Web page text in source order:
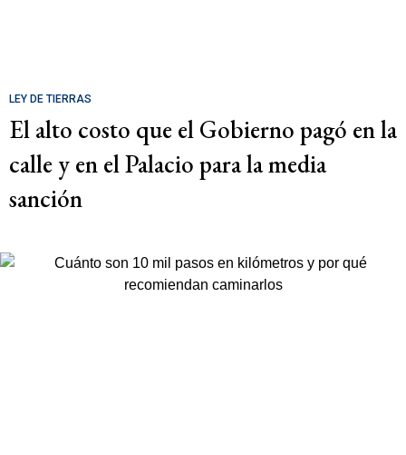
LEY DE TIERRAS
El alto costo que el Gobierno pagó en la
calle y en el Palacio para la media
sanción